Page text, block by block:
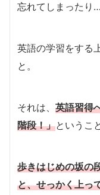
忘れてしまったり…
英語の学習をする
と。
それは、 英語習得
階段！」というこ
歩きはじめの坂の
と、せっかく上っ